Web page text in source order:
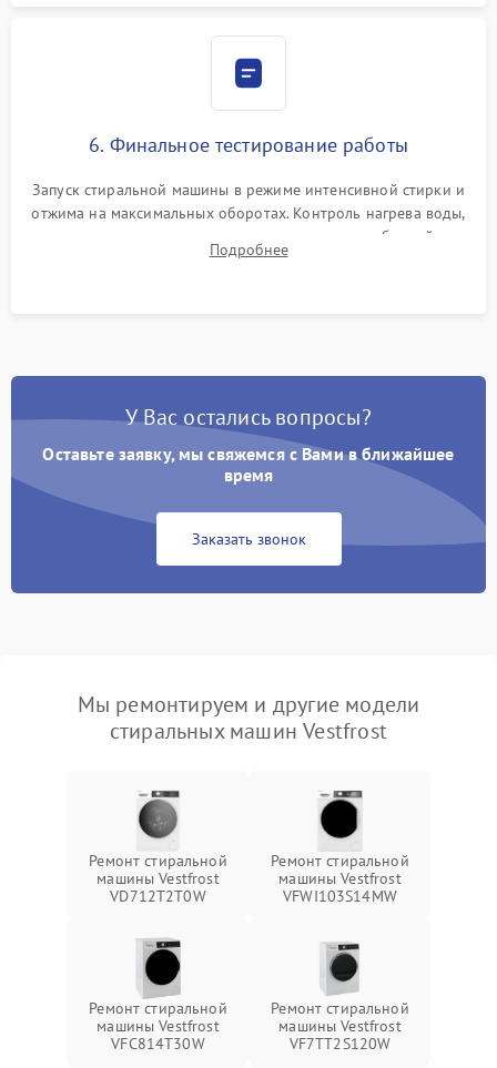
6. Финальное тестирование работы
Запуск стиральной машины в режиме интенсивной стирки и
отжима на максимальных оборотах. Контроль нагрева воды,
корректности слива, отсутствия излишних вибраций,
посторонних стуков и протечек под корпусом.
Подробнее
У Вас остались вопросы?
Оставьте заявку, мы свяжемся с Вами в ближайшее
время
Заказать звонок
Мы ремонтируем и другие модели
стиральных машин Vestfrost
Ремонт стиральной
машины Vestfrost
VD712T2T0W
Ремонт стиральной
машины Vestfrost
VFWI103S14MW
Ремонт стиральной
машины Vestfrost
VFC814T30W
Ремонт стиральной
машины Vestfrost
VF7TT2S120W